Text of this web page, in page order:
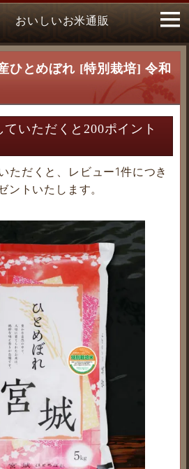
おいしいお米通販
ひとめぼれ [特別栽培] 令和
いただくと200ポイント
ただくと、レビュー1件につき
トいたします。